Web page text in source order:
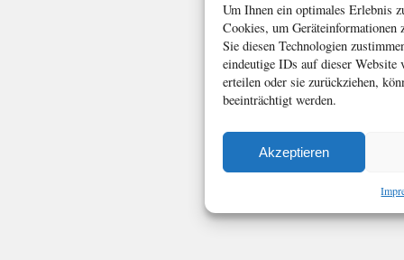
Um Ihnen ein optimales Erlebnis
Cookies, um Geräteinformationen
Sie diesen Technologien
eindeutige IDs auf dieser
erteilen oder sie zurückziehen,
beeinträchtigt werden.
Akzeptieren